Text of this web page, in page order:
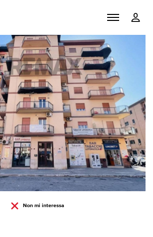
Non mi interessa